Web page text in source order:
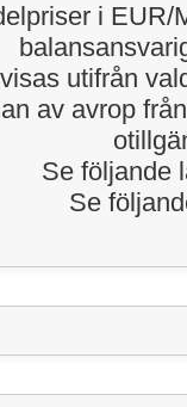
i
utifrån
av avrop
Se följande
Se